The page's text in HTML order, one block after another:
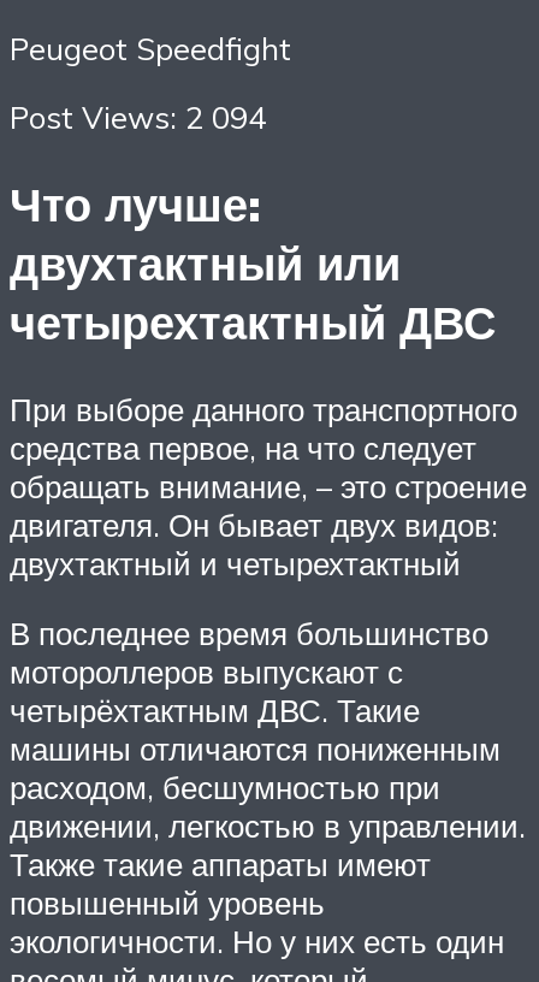
Peugeot Speedfight
Post Views: 2 094
Что лучше:
двухтактный или
четырехтактный ДВС
При выборе данного транспортного
средства первое, на что следует
обращать внимание, – это строение
двигателя. Он бывает двух видов:
двухтактный и четырехтактный
В последнее время большинство
мотороллеров выпускают с
четырёхтактным ДВС. Такие
машины отличаются пониженным
расходом, бесшумностью при
движении, легкостью в управлении.
Также такие аппараты имеют
повышенный уровень
экологичности. Но у них есть один